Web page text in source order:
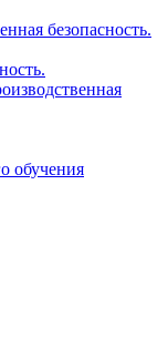
безопасность.
обучения